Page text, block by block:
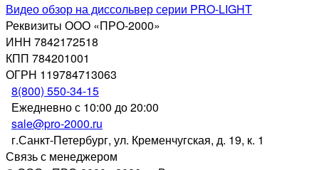
Видео обзор на диссольвер серии PRO-LIGHT
Реквизиты ООО «ПРО-2000»
ИНН 7842172518
КПП 784201001
ОГРН 119784713063
8(800) 550-34-15
Ежедневно с 10:00 до 20:00
sale@pro-2000.ru
г.Санкт-Петербург, ул. Кременчугская, д. 19, к. 1
Связь с менеджером